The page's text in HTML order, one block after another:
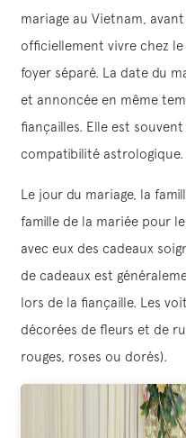
mariage au Vietnam,
officiellement vivre chez
foyer séparé. La date du
et annoncée en même
fiançailles. Elle est
compatibilité astrologique.
Le jour du mariage, la
famille de la mariée pour
avec eux des cadeaux
de cadeaux est
lors de la fiançaille. Les
décorées de fleurs et de
rouges, roses ou dorés).